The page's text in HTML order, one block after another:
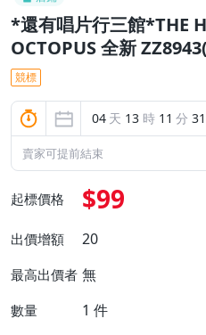
*還有唱片行三館*THE
OCTOPUS 全新
競標
04 天 13 時 11 分 30
賣家可提前結束
起標價格 $99
出價增額 20
最高出價者 無
數量 1 件